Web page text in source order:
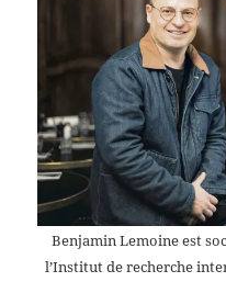
Benjamin Lemoine est
l’Institut de recherche